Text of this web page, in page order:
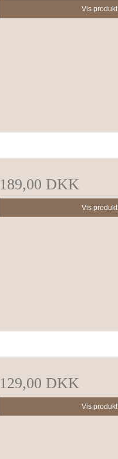
Vis produkt
189,00 DKK
Vis produkt
129,00 DKK
Vis produkt